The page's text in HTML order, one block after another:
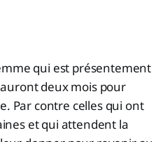
qui est présentement
deux mois pour
Par contre celles qui ont
et qui attendent la